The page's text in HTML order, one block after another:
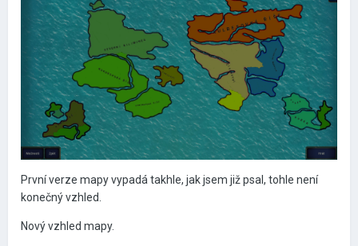
První verze mapy vypadá takhle, jak jsem již psal, tohle není
konečný vzhled.
Nový vzhled mapy.